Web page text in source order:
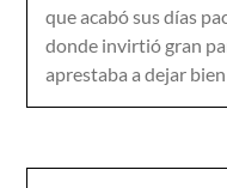
que acabó sus días
donde invirtió gran
aprestaba a dejar